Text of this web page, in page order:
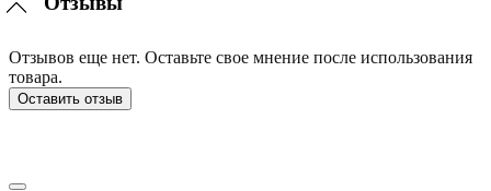
Отзывов еще нет. Оставьте свое мнение после использования
товара.
Оставить отзыв